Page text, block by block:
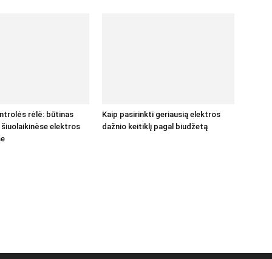
rėlė: būtinas
elektros
Kaip pasirinkti geriausią elektros
dažnio keitiklį pagal biudžetą